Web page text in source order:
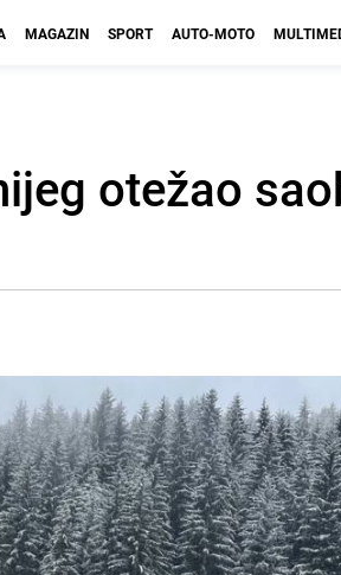
MAGAZIN SPORT AUTO-MOTO
otežao